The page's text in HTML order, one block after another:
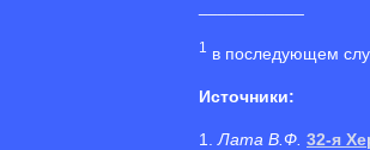
1 в последующем
Источники:
1. Лата В.Ф. 32-я